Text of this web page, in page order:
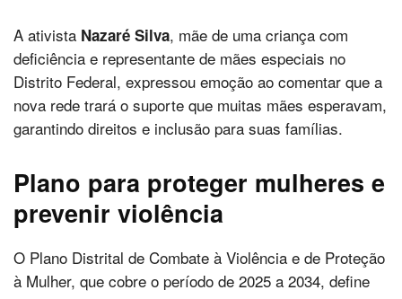
A ativista Nazaré Silva, mãe de uma criança com
deficiência e representante de mães especiais no
Distrito Federal, expressou emoção ao comentar que a
nova rede trará o suporte que muitas mães esperavam,
garantindo direitos e inclusão para suas famílias.
Plano para proteger mulheres e
prevenir violência
O Plano Distrital de Combate à Violência e de Proteção
à Mulher, que cobre o período de 2025 a 2034, define